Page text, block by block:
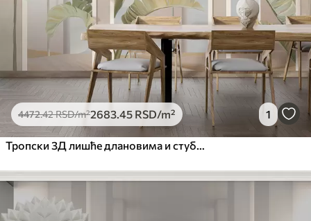
4472.42RSD/m²2683.45 RSD/m² 1
Тропски 3Д лишће длановима и стубовима